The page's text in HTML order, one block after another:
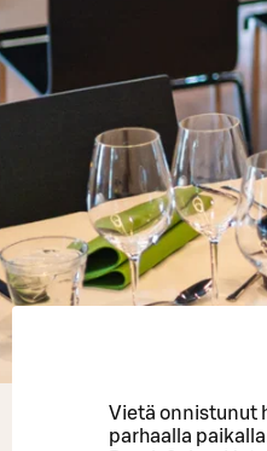
Vietä onnistunut
parhaalla paikalla